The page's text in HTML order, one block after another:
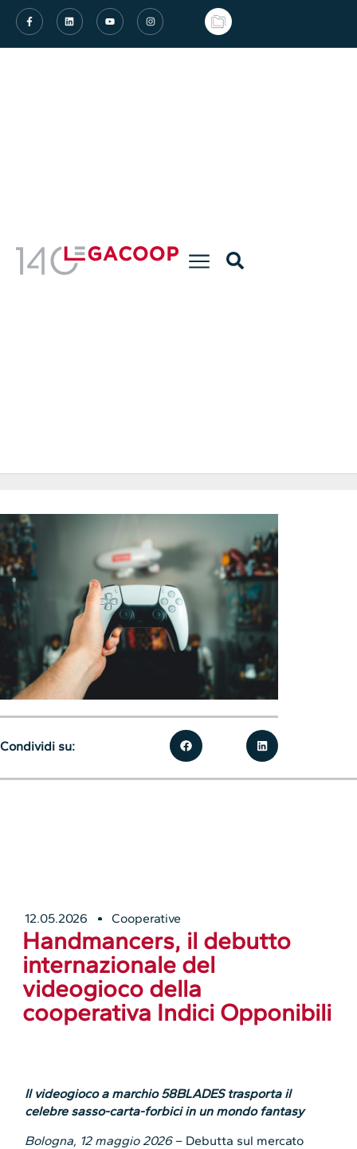
12.05.2026 Cooperative
Handmancers, il debutto
internazionale del
videogioco della
cooperativa Indici Opponibili
Il videogioco a marchio 58BLADES trasporta il
celebre sasso-carta-forbici in un mondo fantasy
Bologna, 12 maggio 2026– Debutta sul mercato
Condividi su: